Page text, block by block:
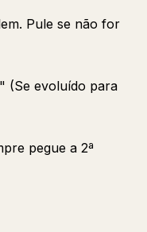
Pule se não for
(Se evoluído para
pegue a 2ª